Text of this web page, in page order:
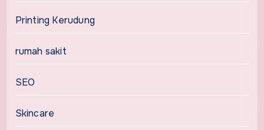
Printing Kerudung
rumah sakit
SEO
Skincare